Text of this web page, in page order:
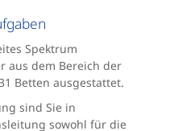
Spektrum
aus dem Bereich der
Betten ausgestattet.
sind Sie in
sowohl für die